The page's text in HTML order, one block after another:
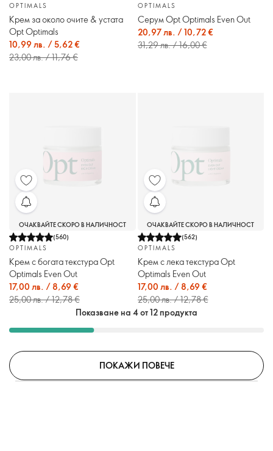
OPTIMALS
Крем за около очите & устата
Opt Optimals
10,99 лв. / 5,62 €
23,00 лв. / 11,76 €
OPTIMALS
Серум Opt Optimals Even Out
20,97 лв. / 10,72 €
31,29 лв. / 16,00 €
ОЧАКВАЙТЕ СКОРО В НАЛИЧНОСТ
(560)
OPTIMALS
Крем с богата текстура Opt
Optimals Even Out
17,00 лв. / 8,69 €
25,00 лв. / 12,78 €
ОЧАКВАЙТЕ СКОРО В НАЛИЧНОСТ
(562)
OPTIMALS
Крем с лека текстура Opt
Optimals Even Out
17,00 лв. / 8,69 €
25,00 лв. / 12,78 €
Показване на 4 от 12 продукта
ПОКАЖИ ПОВЕЧЕ